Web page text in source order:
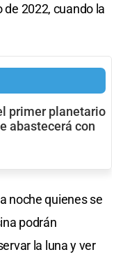
2022, cuando la
primer planetario
abastecerá con
noche quienes se
podrán
la luna y ver